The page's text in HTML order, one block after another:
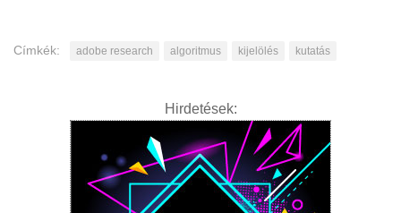
Címkék: adobe research algoritmus kijelölés kutatás
Hirdetések: